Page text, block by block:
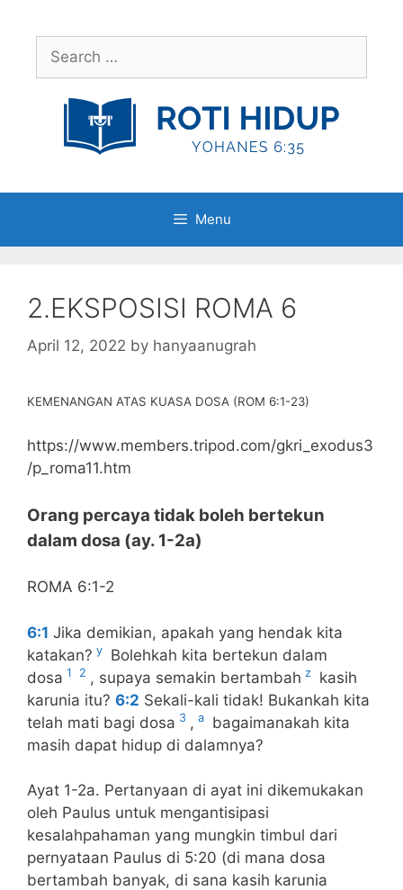
contentSearch
for:
Menu
2.EKSPOSISI ROMA 6
April 12, 2022 by hanyaanugrah
KEMENANGAN ATAS KUASA DOSA (ROM 6:1-23)
https://www.members.tripod.com/gkri_exodus3
/p_roma11.htm
Orang percaya tidak boleh bertekun
dalam dosa (ay. 1-2a)
ROMA 6:1-2
6:1 Jika demikian, apakah yang hendak kita
katakan? y
Bolehkah kita bertekun dalam
dosa 1 2 , supaya semakin bertambah z
kasih
karunia itu? 6:2 Sekali-kali tidak! Bukankah kita
telah mati bagi dosa 3 , a
bagaimanakah kita
masih dapat hidup di dalamnya?
Ayat 1-2a. Pertanyaan di ayat ini dikemukakan
oleh Paulus untuk mengantisipasi
kesalahpahaman yang mungkin timbul dari
pernyataan Paulus di 5:20 (di mana dosa
bertambah banyak, di sana kasih karunia